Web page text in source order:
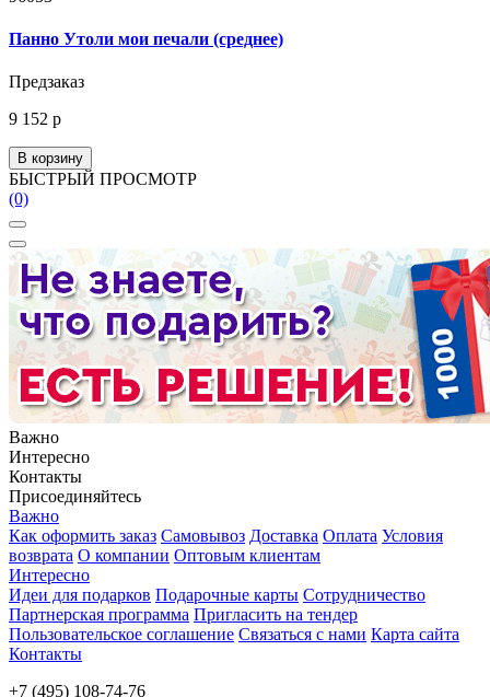
Панно Утоли мои печали (среднее)
Предзаказ
9 152 р
В корзину
БЫСТРЫЙ ПРОСМОТР
(0)
Важно
Интересно
Контакты
Присоединяйтесь
Важно
Как оформить заказ Самовывоз Доставка Оплата Условия
возврата О компании Оптовым клиентам
Интересно
Идеи для подарков Подарочные карты Сотрудничество
Партнерская программа Пригласить на тендер
Пользовательское соглашение Связаться с нами Карта сайта
Контакты
+7 (495) 108-74-76